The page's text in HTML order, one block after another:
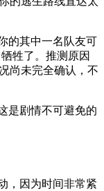
的其中一名队友可
牺牲了。推测原因
尚未完全确认，不
是剧情不可避免的
，因为时间非常紧